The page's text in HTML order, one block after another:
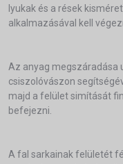
lyukak és a rések
alkalmazásával kell
Az anyag megszáradása
csiszolóvászon
majd a felület simítását
befejezni.
A fal sarkainak felületét